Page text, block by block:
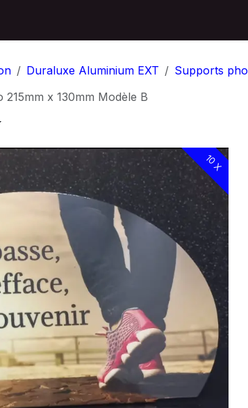
Duraluxe Aluminium EXT
Supports
x 130mm Modèle B
10 X